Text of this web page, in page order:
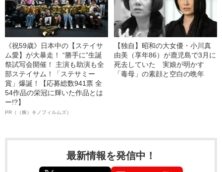
《祝59歳》日本中の【ステイサ
ム愛】が大暴走！ “勝手に”生誕
祭試写会開催！ 主演も助演も全
部ステイサム！「ステサミー
賞」爆誕！【応募総数941票 全
54作品の栄冠に輝いた作品とは
ー!?】
PR（（株）キノフィルムズ）
【独自】昭和の大女優・小川真
由美（享年86）が鹿児島で3月に
死去していた 実娘が明かす
「毒母」の素顔と空白の晩年
最新情報を発信中！